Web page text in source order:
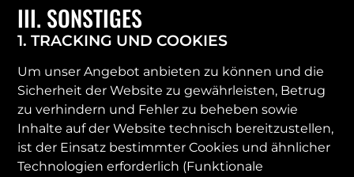
III. SONSTIGES
1. TRACKING UND COOKIES
Um unser Angebot anbieten zu können und die
Sicherheit der Website zu gewährleisten, Betrug
zu verhindern und Fehler zu beheben sowie
Inhalte auf der Website technisch bereitzustellen,
ist der Einsatz bestimmter Cookies und ähnlicher
Technologien erforderlich (Funktionale